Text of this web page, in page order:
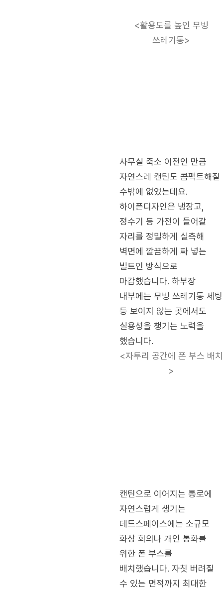
<활용도를 높인 무빙
쓰레기통>
사무실 축소 이전인 만큼
자연스레 캔틴도 콤팩트해질
수밖에 없었는데요.
하이픈디자인은 냉장고,
정수기 등 가전이 들어갈
자리를 정밀하게 실측해
벽면에 깔끔하게 짜 넣는
빌트인 방식으로
마감했습니다. 하부장
내부에는 무빙 쓰레기통 세팅
등 보이지 않는 곳에서도
실용성을 챙기는 노력을
했습니다.
<자투리 공간에 폰 부스 배치
>
캔틴으로 이어지는 통로에
자연스럽게 생기는
데드스페이스에는 소규모
화상 회의나 개인 통화를
위한 폰 부스를
배치했습니다. 자칫 버려질
수 있는 면적까지 최대한